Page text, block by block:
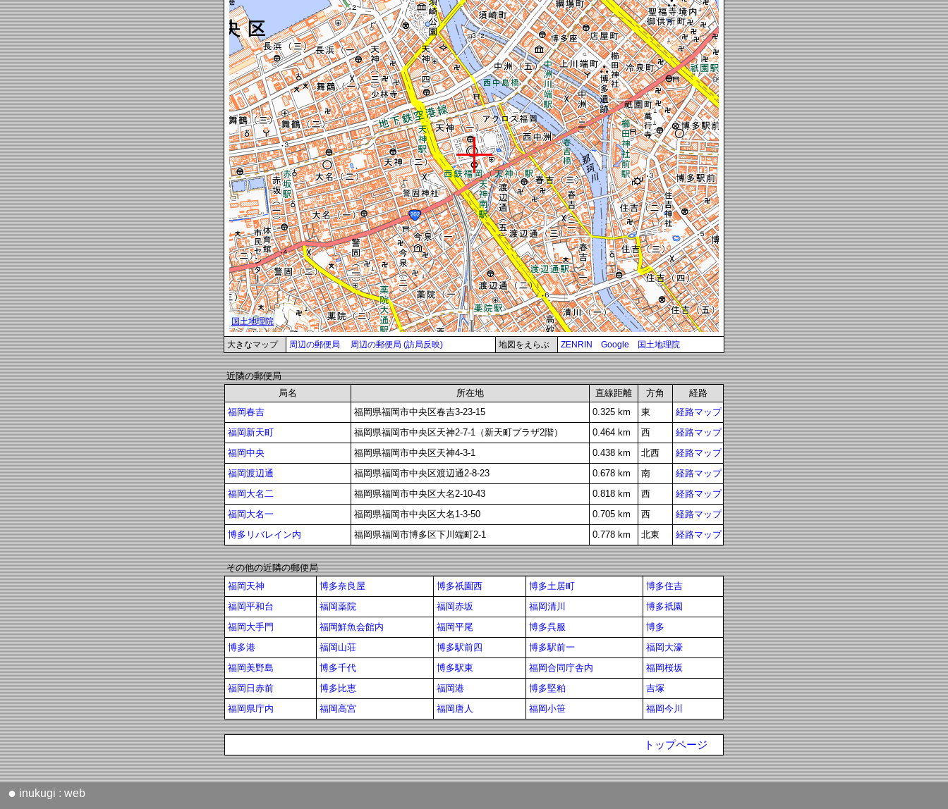
大きなマップ 周辺の郵便局 周辺の郵便局 (訪局反映) 地図をえらぶ ZENRIN Google 国土地理院
近隣の郵便局
局名
所在地 直線距離 方角
経路
福岡春吉
福岡県福岡市中央区春吉3-23-15 0.325 km 東
経路マップ
福岡新天町
福岡県福岡市中央区天神2-7-1（新天町プラザ2階） 0.464 km 西
経路マップ
福岡中央
福岡県福岡市中央区天神4-3-1 0.438 km 北西
経路マップ
福岡渡辺通
福岡県福岡市中央区渡辺通2-8-23 0.678 km 南
経路マップ
福岡大名二
福岡県福岡市中央区大名2-10-43 0.818 km 西
経路マップ
福岡大名一
福岡県福岡市中央区大名1-3-50 0.705 km 西
経路マップ
博多リバレイン内
福岡県福岡市博多区下川端町2-1 0.778 km 北東 経路マップ
その他の近隣の郵便局
福岡天神
博多奈良屋 博多祇園西 博多土居町
博多住吉
福岡平和台
福岡薬院 福岡赤坂 福岡清川
博多祇園
福岡大手門
福岡鮮魚会館内 福岡平尾 博多呉服
博多
博多港
福岡山荘 博多駅前四 博多駅前一
福岡大濠
福岡美野島
博多千代 博多駅東 福岡合同庁舎内
福岡桜坂
福岡日赤前
博多比恵 福岡港 博多堅粕
吉塚
福岡県庁内
福岡高宮 福岡唐人 福岡小笹 福岡今川
トップページ
● inukugi : web